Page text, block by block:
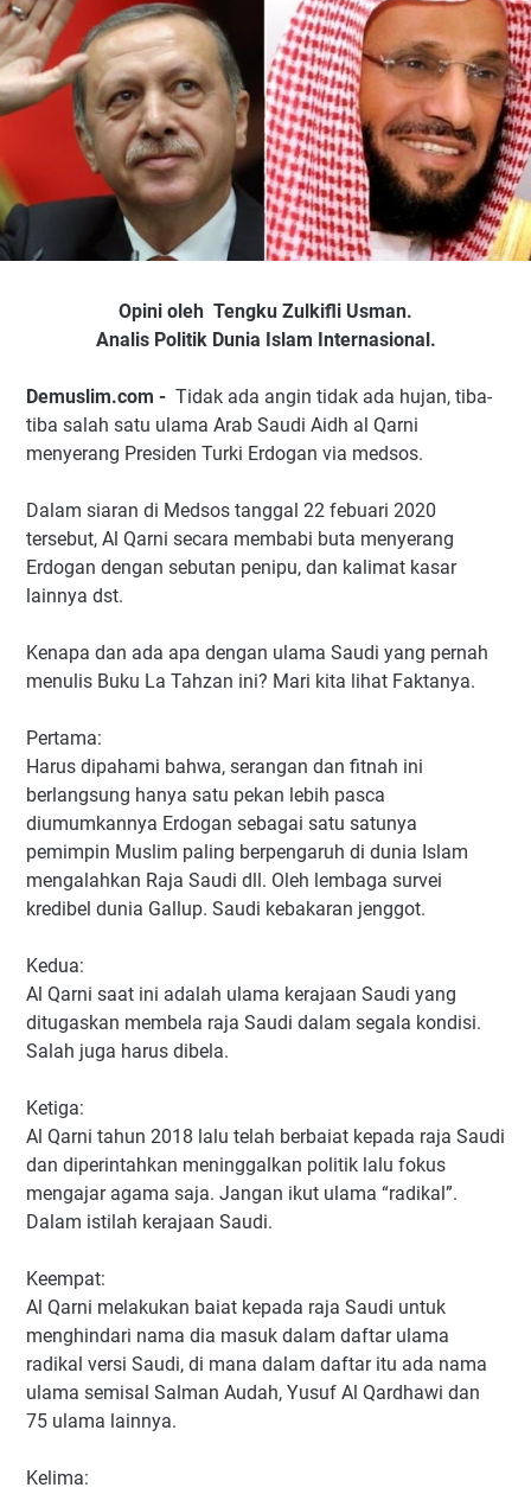
Opini oleh Tengku Zulkifli Usman.
Analis Politik Dunia Islam Internasional.
Demuslim.com - Tidak ada angin tidak ada hujan, tiba-
tiba salah satu ulama Arab Saudi Aidh al Qarni
menyerang Presiden Turki Erdogan via medsos.
Dalam siaran di Medsos tanggal 22 febuari 2020
tersebut, Al Qarni secara membabi buta menyerang
Erdogan dengan sebutan penipu, dan kalimat kasar
lainnya dst.
Kenapa dan ada apa dengan ulama Saudi yang pernah
menulis Buku La Tahzan ini? Mari kita lihat Faktanya.
Pertama:
Harus dipahami bahwa, serangan dan fitnah ini
berlangsung hanya satu pekan lebih pasca
diumumkannya Erdogan sebagai satu satunya
pemimpin Muslim paling berpengaruh di dunia Islam
mengalahkan Raja Saudi dll. Oleh lembaga survei
kredibel dunia Gallup. Saudi kebakaran jenggot.
Kedua:
Al Qarni saat ini adalah ulama kerajaan Saudi yang
ditugaskan membela raja Saudi dalam segala kondisi.
Salah juga harus dibela.
Ketiga:
Al Qarni tahun 2018 lalu telah berbaiat kepada raja Saudi
dan diperintahkan meninggalkan politik lalu fokus
mengajar agama saja. Jangan ikut ulama “radikal”.
Dalam istilah kerajaan Saudi.
Keempat:
Al Qarni melakukan baiat kepada raja Saudi untuk
menghindari nama dia masuk dalam daftar ulama
radikal versi Saudi, di mana dalam daftar itu ada nama
ulama semisal Salman Audah, Yusuf Al Qardhawi dan
75 ulama lainnya.
Kelima: